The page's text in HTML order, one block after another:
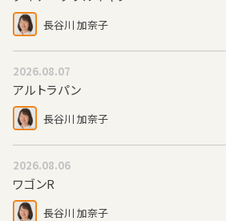
長谷川 加奈子
2026.08.07
アルトラパン
長谷川 加奈子
2026.08.06
ワゴンR
長谷川 加奈子